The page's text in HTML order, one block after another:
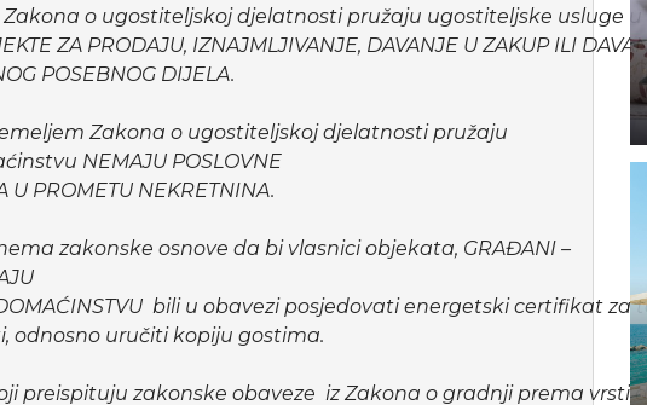
o ugostiteljskoj djelatnosti pružaju ugostiteljske usluge
ZA PRODAJU, IZNAJMLJIVANJE, DAVANJE U ZAKUP ILI
POSEBNOG DIJELA.
Zakona o ugostiteljskoj djelatnosti pružaju
NEMAJU POSLOVNE
U PROMETU NEKRETNINA.
zakonske osnove da bi vlasnici objekata, GRAĐANI –
DOMAĆINSTVU bili u obavezi posjedovati energetski certifikat
odnosno uručiti kopiju gostima.
preispituju zakonske obaveze iz Zakona o gradnji prema vrsti